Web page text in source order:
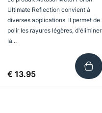
Ultimate Reflection convient à
diverses applications. Il permet de
polir les rayures légères, d'éliminer
la ..
€ 13.95